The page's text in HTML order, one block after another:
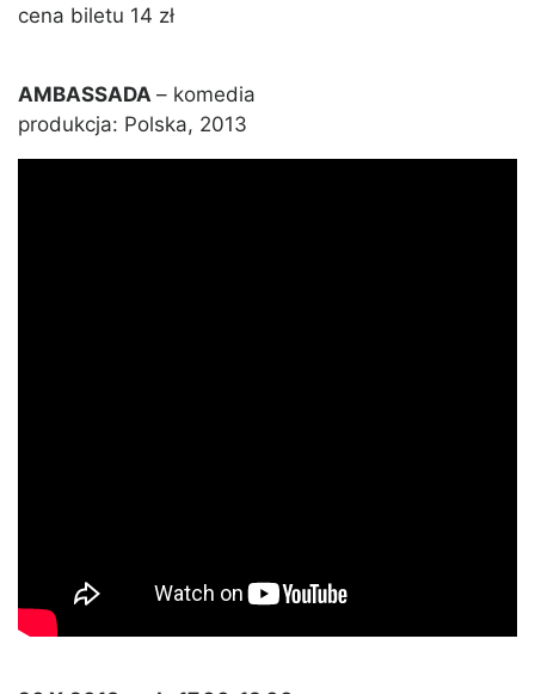
cena biletu 14 zł
AMBASSADA – komedia
produkcja: Polska, 2013